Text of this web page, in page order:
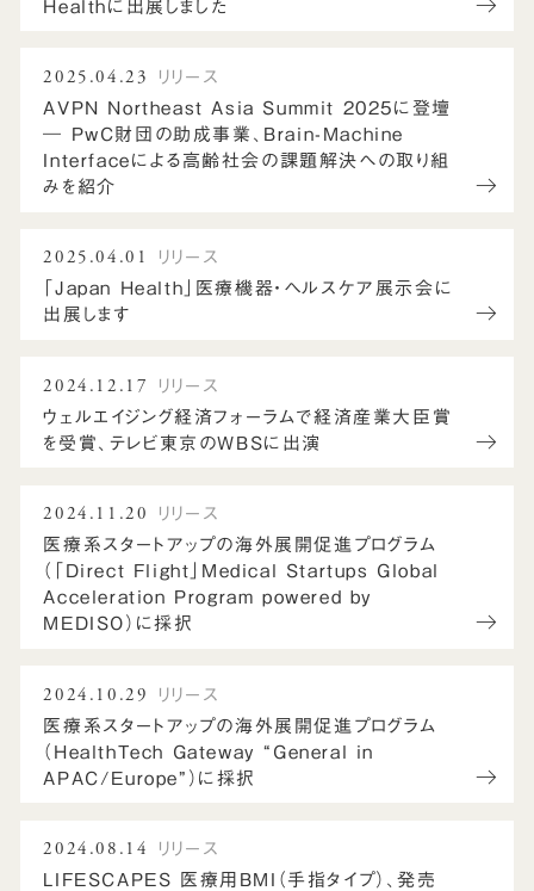
Healthに出展しました
2025.04.23
リリース
AVPN Northeast Asia Summit 2025に登壇
― PwC財団の助成事業、Brain-Machine
Interfaceによる高齢社会の課題解決への取り組
みを紹介
2025.04.01
リリース
「Japan Health」医療機器・ヘルスケア展示会に
出展します
2024.12.17
リリース
ウェルエイジング経済フォーラムで経済産業大臣賞
を受賞、テレビ東京のWBSに出演
2024.11.20
リリース
医療系スタートアップの海外展開促進プログラム
（「Direct Flight」Medical Startups Global
Acceleration Program powered by
MEDISO）に採択
2024.10.29
リリース
医療系スタートアップの海外展開促進プログラム
（HealthTech Gateway “General in
APAC/Europe”）に採択
2024.08.14
リリース
LIFESCAPES 医療用BMI（手指タイプ）、発売